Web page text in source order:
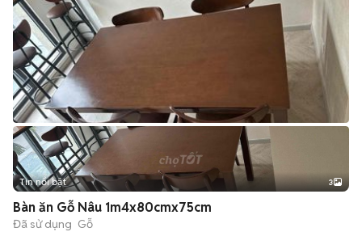
Tin nổi bật 3
Bàn ăn Gỗ Nâu 1m4x80cmx75cm
Đã sử dụng Gỗ